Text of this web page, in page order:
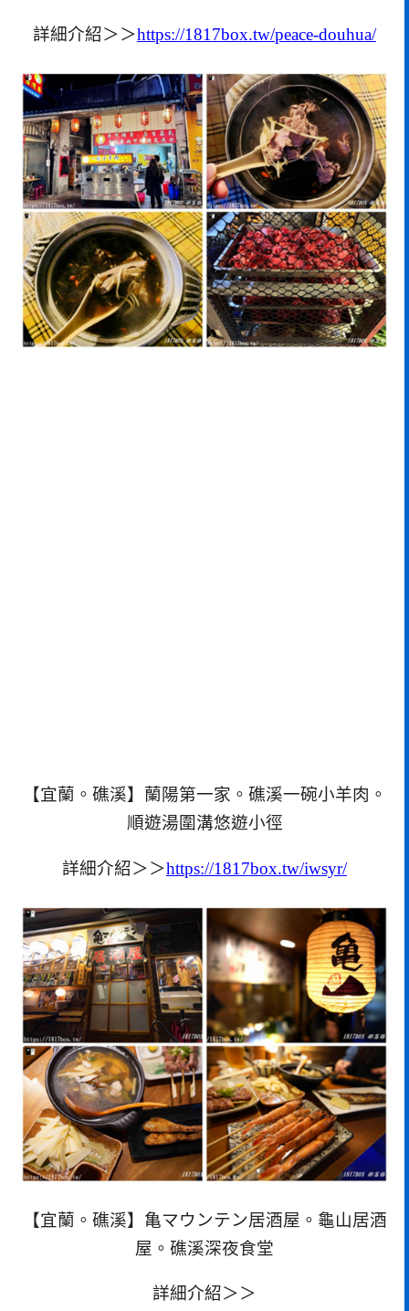
詳細介紹＞＞https://1817box.tw/peace-douhua/
【宜蘭。礁溪】蘭陽第一家。礁溪一碗小羊肉。
順遊湯圍溝悠遊小徑
詳細介紹＞＞https://1817box.tw/iwsyr/
【宜蘭。礁溪】亀マウンテン居酒屋。龜山居酒
屋。礁溪深夜食堂
詳細介紹＞＞